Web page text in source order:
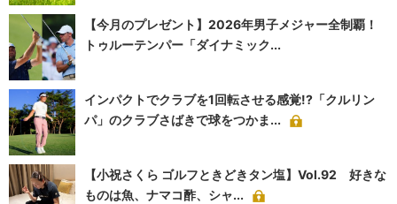
【今月のプレゼント】2026年男子メジャー全制覇！
トゥルーテンパー「ダイナミック...
インパクトでクラブを1回転させる感覚!?「クルリン
パ」のクラブさばきで球をつかま...
【小祝さくら ゴルフときどきタン塩】Vol.92 好きな
ものは魚、ナマコ酢、シャ...